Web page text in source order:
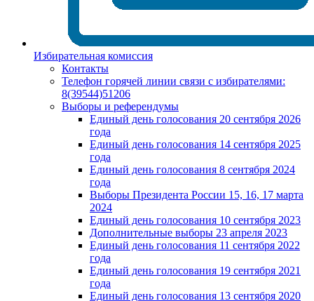
Избирательная комиссия
Контакты
Телефон горячей линии связи с избирателями:
8(39544)51206
Выборы и референдумы
Единый день голосования 20 сентября 2026
года
Единый день голосования 14 сентября 2025
года
Единый день голосования 8 сентября 2024
года
Выборы Президента России 15, 16, 17 марта
2024
Единый день голосования 10 сентября 2023
Дополнительные выборы 23 апреля 2023
Единый день голосования 11 сентября 2022
года
Единый день голосования 19 сентября 2021
года
Единый день голосования 13 сентября 2020